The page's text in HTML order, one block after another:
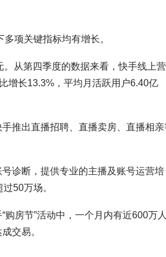
项关键指标均有增长。
从第四季度的数据来看，快手线上
增长13.3%，平均月活跃用户6.40亿
推出直播招聘、直播卖房、直播相亲
诊断，提供专业的主播及账号运营培
50万场。
房节”活动中，一个月内有近600万人
交易。